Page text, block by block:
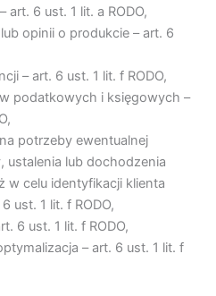
art. 6 ust. 1 lit. a RODO,
opinii o produkcie – art. 6
– art. 6 ust. 1 lit. f RODO,
podatkowych i księgowych –
potrzeby ewentualnej
ustalenia lub dochodzenia
w celu identyfikacji klienta
ust. 1 lit. f RODO,
6 ust. 1 lit. f RODO,
– art. 6 ust. 1 lit. f